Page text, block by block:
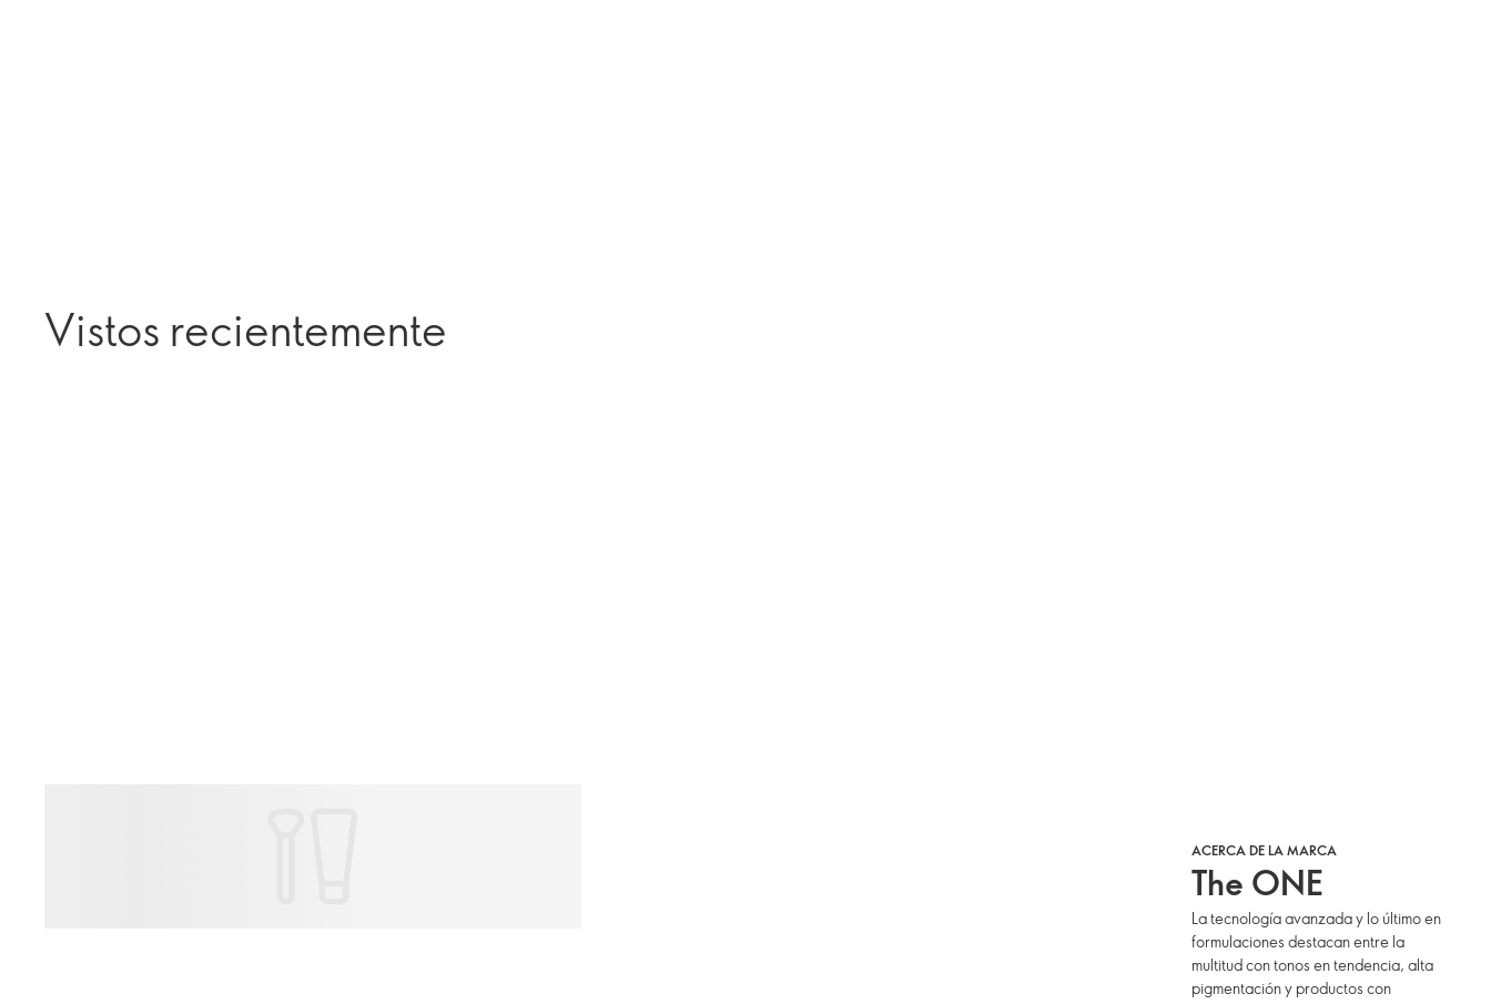
Vistos recientemente
ACERCA DE LA MARCA
The ONE
La tecnología avanzada y lo último en
formulaciones destacan entre la
multitud con tonos en tendencia, alta
pigmentación y productos con